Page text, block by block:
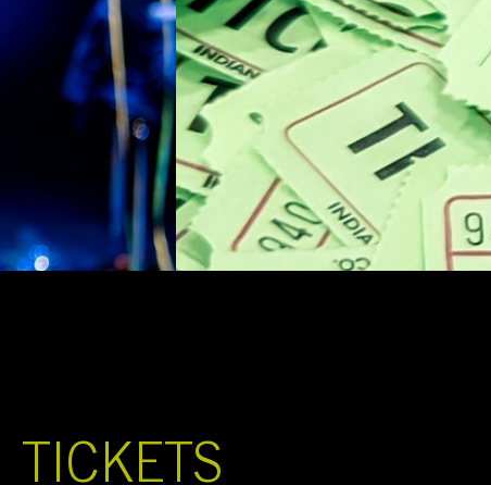
TICKETS